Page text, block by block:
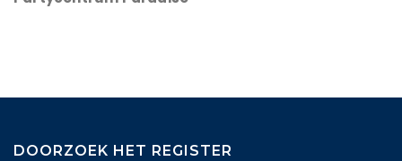
DOORZOEK HET REGISTER